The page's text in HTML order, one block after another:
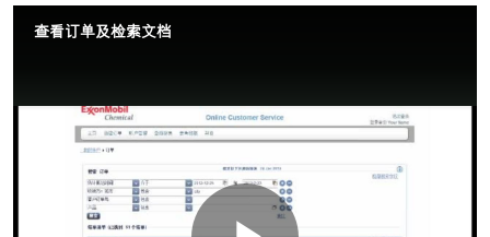
查看订单及检索文档